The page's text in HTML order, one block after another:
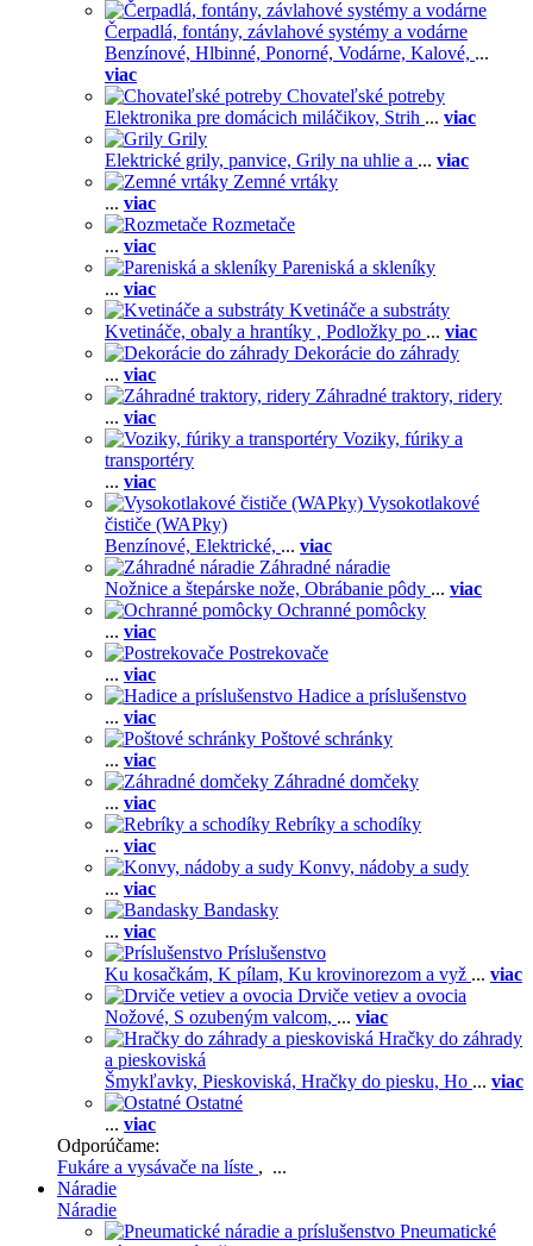
Čerpadlá, fontány, závlahové systémy a vodárne
Benzínové, Hlbinné, Ponorné, Vodárne, Kalové, ...
viac
Chovateľské potreby
Elektronika pre domácich miláčikov, Strih ... viac
Grily
Elektrické grily, panvice, Grily na uhlie a ... viac
Zemné vrtáky
... viac
Rozmetače
... viac
Pareniská a skleníky
... viac
Kvetináče a substráty
Kvetináče, obaly a hrantíky , Podložky po ... viac
Dekorácie do záhrady
... viac
Záhradné traktory, ridery
... viac
Voziky, fúriky a
transportéry
... viac
Vysokotlakové
čističe (WAPky)
Benzínové, Elektrické, ... viac
Záhradné náradie
Nožnice a štepárske nože, Obrábanie pôdy ... viac
Ochranné pomôcky
... viac
Postrekovače
... viac
Hadice a príslušenstvo
... viac
Poštové schránky
... viac
Záhradné domčeky
... viac
Rebríky a schodíky
... viac
Konvy, nádoby a sudy
... viac
Bandasky
... viac
Príslušenstvo
Ku kosačkám, K pílam, Ku krovinorezom a vyž ... viac
Drviče vetiev a ovocia
Nožové, S ozubeným valcom, ... viac
Hračky do záhrady
a pieskoviská
Šmykľavky, Pieskoviská, Hračky do piesku, Ho ... viac
Ostatné
... viac
Odporúčame:
Fukáre a vysávače na líste , ...
Náradie
Náradie
Pneumatické